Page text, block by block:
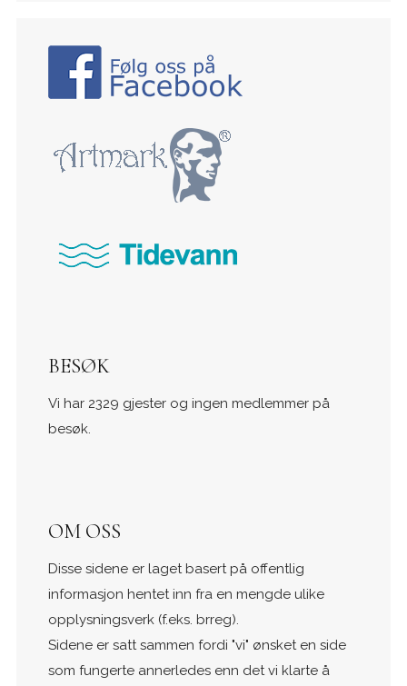
BESØK
Vi har 2329 gjester og ingen medlemmer på
besøk.
OM OSS
Disse sidene er laget basert på offentlig
informasjon hentet inn fra en mengde ulike
opplysningsverk (f.eks. brreg).
Sidene er satt sammen fordi "vi" ønsket en side
som fungerte annerledes enn det vi klarte å